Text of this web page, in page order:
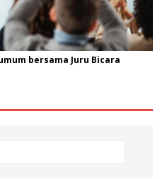
bersama Juru Bicara